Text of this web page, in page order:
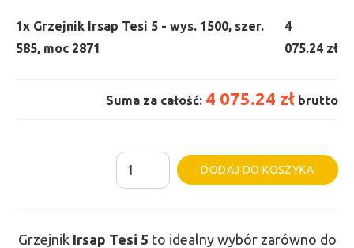
1x Grzejnik Irsap Tesi 5 - wys. 1500, szer.
585, moc 2871
4
075.24 zł
Suma za całość: 4 075.24 zł brutto
ilość
Grzejnik
DODAJ DO KOSZYKA
Grzejnik Irsap Tesi 5 to idealny wybór zarówno do